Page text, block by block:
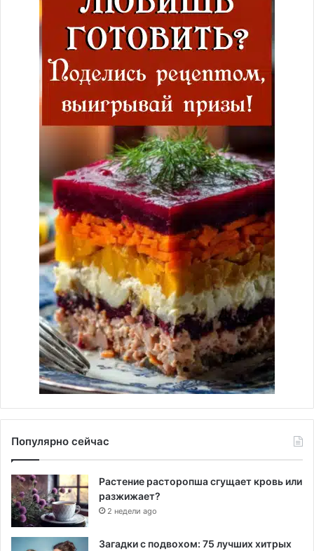
Популярно сейчас
Растение расторопша сгущает кровь или
разжижает?
2 недели ago
Загадки с подвохом: 75 лучших хитрых